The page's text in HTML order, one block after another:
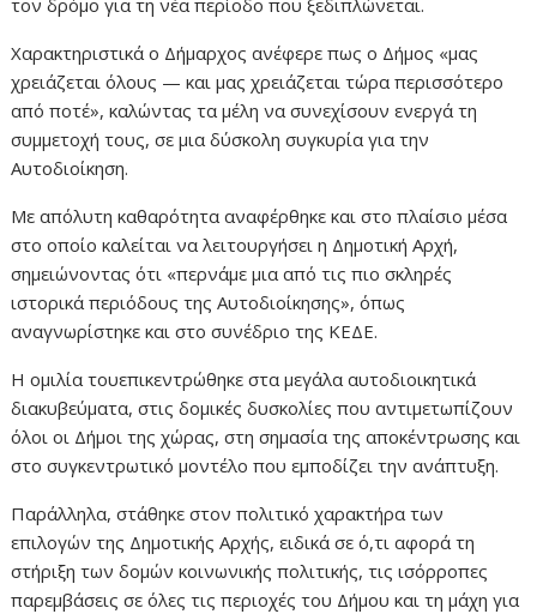
Χαρακτηριστικά ο Δήμαρχος ανέφερε πως ο Δήμος «μας
χρειάζεται όλους — και μας χρειάζεται τώρα περισσότερο
από ποτέ», καλώντας τα μέλη να συνεχίσουν ενεργά τη
συμμετοχή τους, σε μια δύσκολη συγκυρία για την
Αυτοδιοίκηση.
Με απόλυτη καθαρότητα αναφέρθηκε και στο πλαίσιο μέσα
στο οποίο καλείται να λειτουργήσει η Δημοτική Αρχή,
σημειώνοντας ότι «περνάμε μια από τις πιο σκληρές
ιστορικά περιόδους της Αυτοδιοίκησης», όπως
αναγνωρίστηκε και στο συνέδριο της ΚΕΔΕ.
Η ομιλία τουεπικεντρώθηκε στα μεγάλα αυτοδιοικητικά
διακυβεύματα, στις δομικές δυσκολίες που αντιμετωπίζουν
όλοι οι Δήμοι της χώρας, στη σημασία της αποκέντρωσης και
στο συγκεντρωτικό μοντέλο που εμποδίζει την ανάπτυξη.
Παράλληλα, στάθηκε στον πολιτικό χαρακτήρα των
επιλογών της Δημοτικής Αρχής, ειδικά σε ό,τι αφορά τη
στήριξη των δομών κοινωνικής πολιτικής, τις ισόρροπες
παρεμβάσεις σε όλες τις περιοχές του Δήμου και τη μάχη για